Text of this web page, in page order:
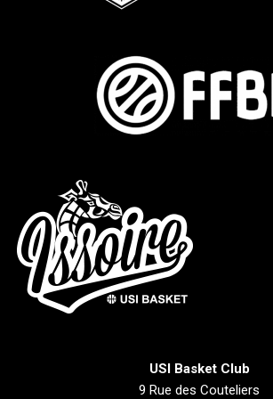
USI Basket Club
9 Rue des Couteliers